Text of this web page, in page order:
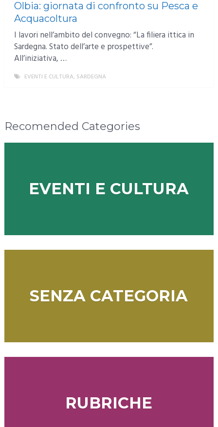
Olbia: giornata di confronto su Pesca e
Acquacoltura
I lavori nell’ambito del convegno: “La filiera ittica in
Sardegna. Stato dell’arte e prospettive”.
All’iniziativa, …
EVENTI E CULTURA, SARDEGNA
Recomended Categories
EVENTI E CULTURA
SENZA CATEGORIA
RUBRICHE